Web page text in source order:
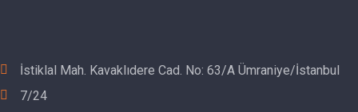
İstiklal Mah. Kavaklıdere Cad. No: 63/A Ümraniye/İstanbul
7/24